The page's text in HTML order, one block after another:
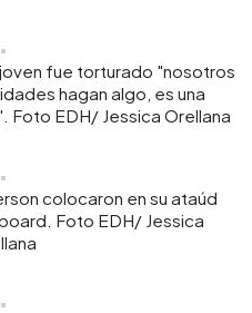
fue torturado "nosotros
hagan algo, es una
Foto EDH/ Jessica Orellana
colocaron en su ataúd
Foto EDH/ Jessica